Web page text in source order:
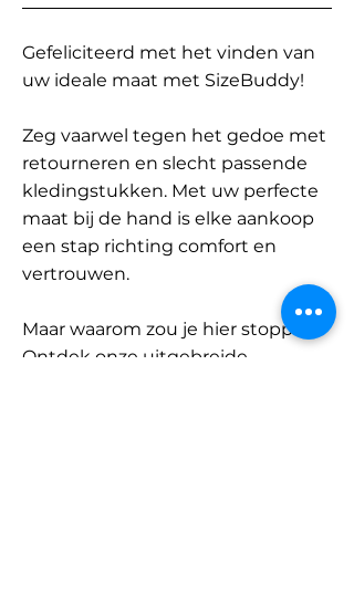
Gefeliciteerd met het vinden van
uw ideale maat met SizeBuddy!
Zeg vaarwel tegen het gedoe met
retourneren en slecht passende
kledingstukken. Met uw perfecte
maat bij de hand is elke aankoop
een stap richting comfort en
vertrouwen.
Maar waarom zou je hier stoppen?
Ontdek onze uitgebreide